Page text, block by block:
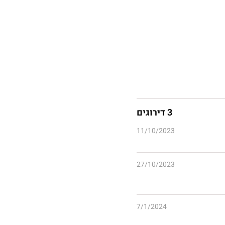
3 דירוגים
11/10/2023
27/10/2023
7/1/2024